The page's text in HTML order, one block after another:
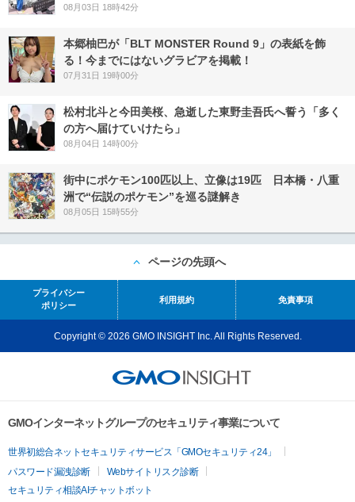
08月03日 18時42分
本郷柚巴が「BLT MONSTER Round 9」の表紙を飾
る！今までにはないグラビアを掲載！
07月31日 19時00分
松村北斗と今田美桜、急逝した東野圭吾氏へ誓う「多く
の方へ届けていけたら」
08月04日 14時00分
街中にポケモン100匹以上、立像は19匹 日本橋・八重
洲で“伝説のポケモン”を巡る謎解き
08月05日 15時55分
ページの先頭へ
プライバシー
ポリシー
利用規約 免責事項
Copyright © 2026 GMO INSIGHT Inc. All Rights Reserved.
GMOインターネットグループのセキュリティ事業について
世界初総合ネットセキュリティサービス「GMOセキュリティ24」
パスワード漏洩診断
Webサイトリスク診断
セキュリティ相談AIチャットボット